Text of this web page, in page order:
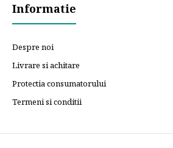
Informatie
Despre noi
Livrare si achitare
Protectia consumatorului
Termeni si conditii